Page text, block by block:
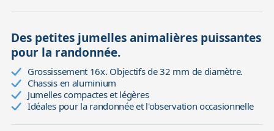
Des petites jumelles animalières puissantes
pour la randonnée.
Grossissement 16x. Objectifs de 32 mm de diamètre.
Chassis en aluminium
Jumelles compactes et légères
Idéales pour la randonnée et l'observation occasionnelle